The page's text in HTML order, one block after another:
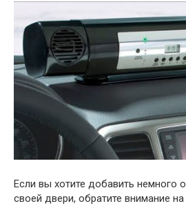
Если вы хотите добавить немного
своей двери, обратите внимание